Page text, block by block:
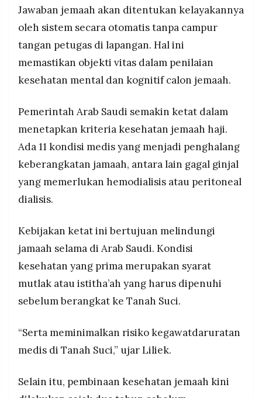
Jawaban jemaah akan ditentukan kelayakannya
oleh sistem secara otomatis tanpa campur
tangan petugas di lapangan. Hal ini
memastikan objekti vitas dalam penilaian
kesehatan mental dan kognitif calon jemaah.
Pemerintah Arab Saudi semakin ketat dalam
menetapkan kriteria kesehatan jemaah haji.
Ada 11 kondisi medis yang menjadi penghalang
keberangkatan jamaah, antara lain gagal ginjal
yang memerlukan hemodialisis atau peritoneal
dialisis.
Kebijakan ketat ini bertujuan melindungi
jamaah selama di Arab Saudi. Kondisi
kesehatan yang prima merupakan syarat
mutlak atau istitha’ah yang harus dipenuhi
sebelum berangkat ke Tanah Suci.
“Serta meminimalkan risiko kegawatdaruratan
medis di Tanah Suci,” ujar Liliek.
Selain itu, pembinaan kesehatan jemaah kini